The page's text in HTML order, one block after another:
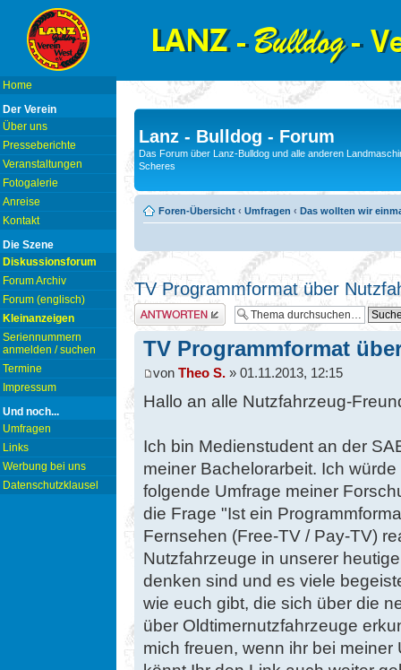
Home
Der Verein
Über uns
Presseberichte
Veranstaltungen
Fotogalerie
Anreise
Kontakt
Die Szene
Diskussionsforum
Forum Archiv
Forum (englisch)
Kleinanzeigen
Seriennummern
anmelden / suchen
Termine
Impressum
Und noch...
Umfragen
Links
Werbung bei uns
Datenschutzklausel
Lanz - Bulldog - Forum
Das Forum über Lanz-Bulldog und alle anderen
Scheres
Foren-Übersicht ‹ Umfragen ‹ Das wollten wir
TV Programmformat über
Antwort erstellen
TV Programmformat
von Theo S. » 01.11.2013, 12:15
Hallo an alle Nutzfahrzeug-
Ich bin Medienstudent an der
meiner Bachelorarbeit. Ich
folgende Umfrage meiner
die Frage "Ist ein
Fernsehen (Free-TV / Pay-TV)
Nutzfahrzeuge in unserer
denken sind und es viele
wie euch gibt, die sich über die
über Oldtimernutzfahrzeuge
mich freuen, wenn ihr bei